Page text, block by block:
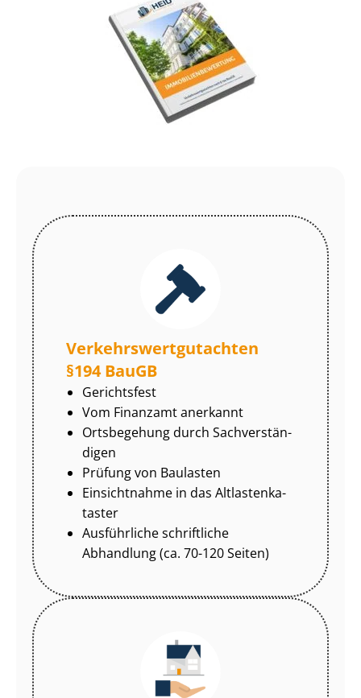
Ver­kehrs­wert­gut­ach­ten
§194 BauGB
Gerichtsfest
Vom Finanzamt anerkannt
Ortsbegehung durch Sach­ver­stän­
di­gen
Prüfung von Baulasten
Einsichtnahme in das Alt­las­ten­ka­
tas­ter
Ausführliche schriftliche
Abhandlung (ca. 70-120 Seiten)